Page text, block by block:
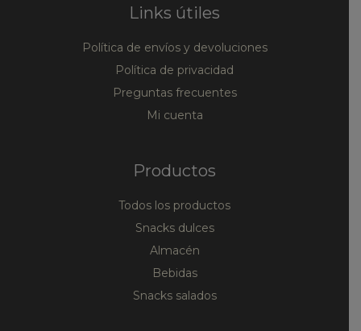
Links útiles
Política de envíos y devoluciones
Política de privacidad
Preguntas frecuentes
Mi cuenta
Productos
Todos los productos
Snacks dulces
Almacén
Bebidas
Snacks salados